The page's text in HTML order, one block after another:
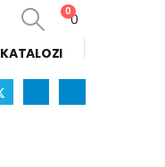
00
KATALOZI